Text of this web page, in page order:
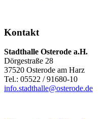
Kontakt
Stadthalle Osterode a.H.
Dörgestraße 28
37520 Osterode am Harz
Tel.: 05522 / 91680-10
info.stadthalle@osterode.de